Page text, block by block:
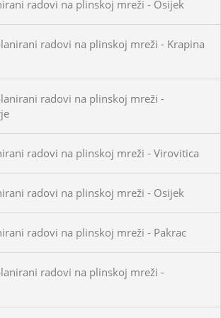
radovi na plinskoj mreži - Osijek
radovi na plinskoj mreži - Krapina
radovi na plinskoj mreži -
radovi na plinskoj mreži - Virovitica
radovi na plinskoj mreži - Osijek
radovi na plinskoj mreži - Pakrac
radovi na plinskoj mreži -